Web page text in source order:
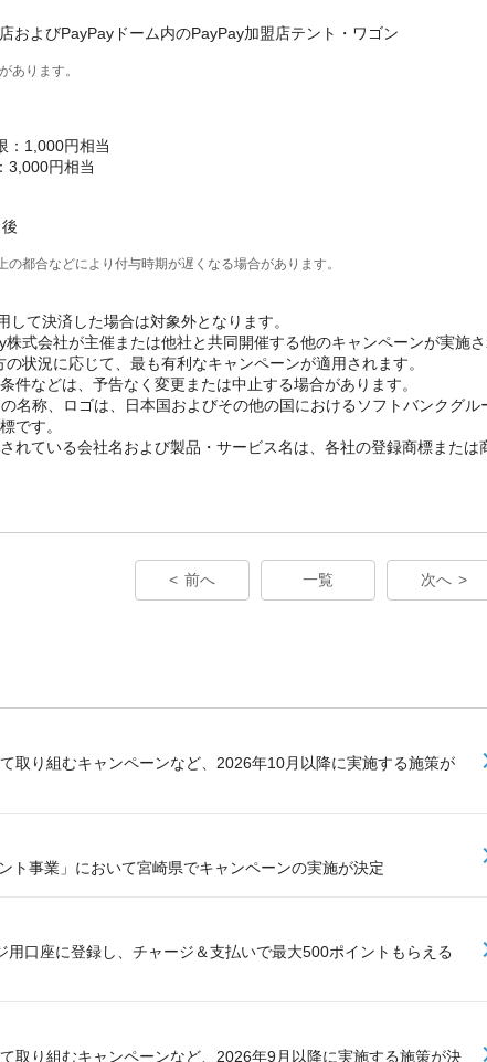
およびPayPayドーム内のPayPay加盟店テント・ワゴン
あります。
：1,000円相当
3,000円相当
都合などにより付与時期が遅くなる場合があります。
して決済した場合は対象外となります。
株式会社が主催または他社と共同開催する他のキャンペーンが実施
状況に応じて、最も有利なキャンペーンが適用されます。
件などは、予告なく変更または中止する場合があります。
名称、ロゴは、日本国およびその他の国におけるソフトバンクグル
です。
れている会社名および製品・サービス名は、各社の登録商標または
前へ 一覧 次へ
取り組むキャンペーンなど、2026年10月以降に実施する施策が
ト事業」において宮崎県でキャンペーンの実施が決定
用口座に登録し、チャージ＆支払いで最大500ポイントもらえる
取り組むキャンペーンなど、2026年9月以降に実施する施策が決